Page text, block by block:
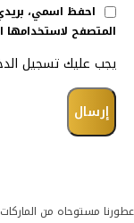
احفظ اسمي،
المتصفح لاستخدامها
يجب عليك تسجيل
عطورنا مستوحاه من